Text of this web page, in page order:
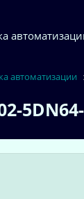
автоматизации